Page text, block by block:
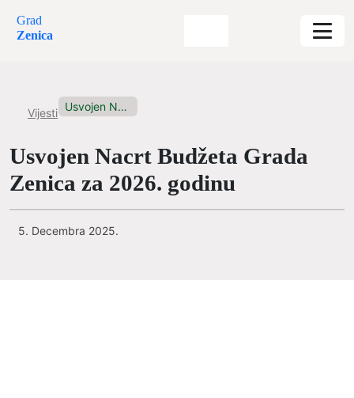
Grad
Zenica
Vijesti Usvojen Nacrt Budžeta Grada Zenica...
Usvojen Nacrt Budžeta Grada
Zenica za 2026. godinu
5. Decembra 2025.